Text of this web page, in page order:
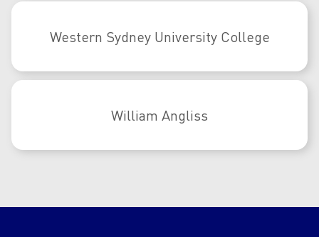
Western Sydney University College
William Angliss